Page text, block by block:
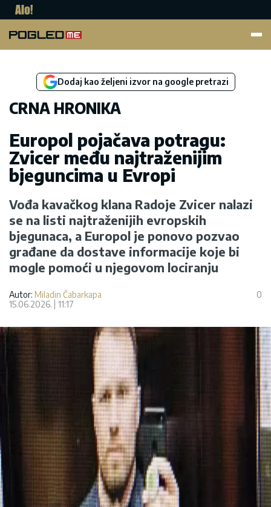
Dodaj kao željeni izvor na google pretrazi
CRNA HRONIKA
Europol pojačava potragu:
Zvicer među najtraženijim
bjeguncima u Evropi
Vođa kavačkog klana Radoje Zvicer nalazi
se na listi najtraženijih evropskih
bjegunaca, a Europol je ponovo pozvao
građane da dostave informacije koje bi
mogle pomoći u njegovom lociranju
Autor: Miladin Čabarkapa
15.06.2026.
11:17
0